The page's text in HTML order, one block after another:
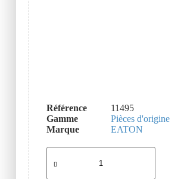
Référence
11495
Gamme
Pièces d'origine
Marque
EATON